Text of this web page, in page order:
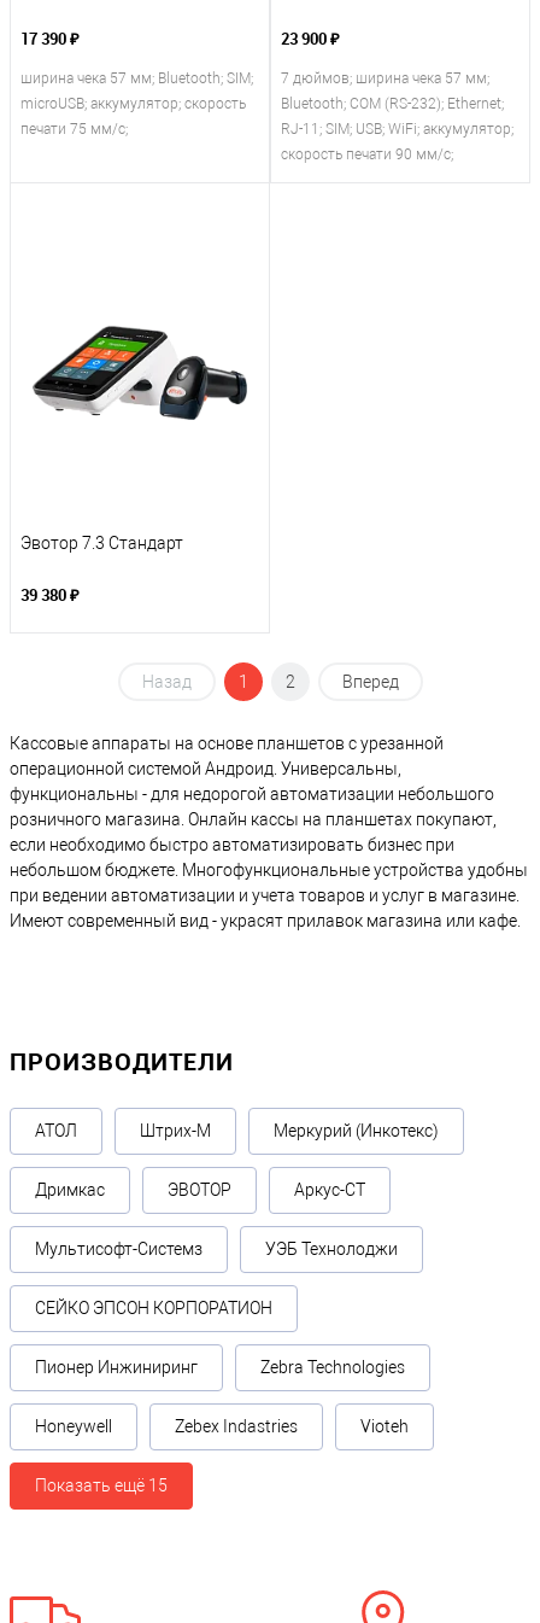
17 390 ₽
ширина чека 57 мм; Bluetooth; SIM;
microUSB; аккумулятор; скорость
печати 75 мм/с;
23 900 ₽
7 дюймов; ширина чека 57 мм;
Bluetooth; COM (RS-232); Ethernet;
RJ-11; SIM; USB; WiFi; аккумулятор;
скорость печати 90 мм/с;
Эвотор 7.3 Стандарт
39 380 ₽
Назад 1 2 Вперед
Кассовые аппараты на основе планшетов с урезанной
операционной системой Андроид. Универсальны,
функциональны - для недорогой автоматизации небольшого
розничного магазина. Онлайн кассы на планшетах покупают,
если необходимо быстро автоматизировать бизнес при
небольшом бюджете. Многофункциональные устройства удобны
при ведении автоматизации и учета товаров и услуг в магазине.
Имеют современный вид - украсят прилавок магазина или кафе.
ПРОИЗВОДИТЕЛИ
АТОЛ Штрих-М Меркурий (Инкотекс)
Дримкас ЭВОТОР Аркус-СТ
Мультисофт-Системз УЭБ Технолоджи
СЕЙКО ЭПСОН КОРПОРАТИОН
Пионер Инжиниринг Zebra Technologies
Honeywell Zebex Indastries Vioteh
Показать ещё 15